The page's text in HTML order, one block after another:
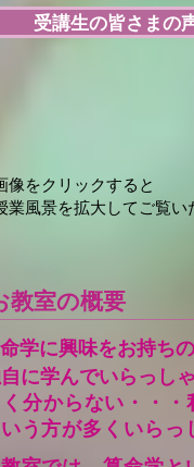
受講生の皆さまの
像をクリックすると
業風景を拡大してご覧い
室の概要
学に興味をお持ち
に学んでいらっし
分からない・・
う方が多くいらっ